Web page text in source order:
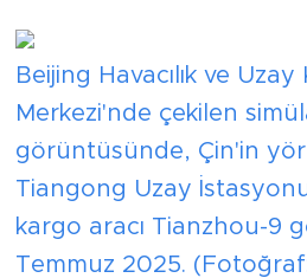
Beijing Havacılık ve Uzay
Merkezi'nde çekilen
görüntüsünde, Çin'in
Tiangong Uzay
kargo aracı Tianzhou-9
Temmuz 2025.